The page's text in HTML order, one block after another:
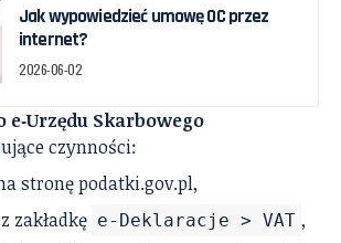
Jak wypowiedzieć umowę OC przez
internet?
2026-06-02
e‑Urzędu Skarbowego
czynności:
stronę podatki.gov.pl,
zakładkę e‑Deklaracje > VAT ,